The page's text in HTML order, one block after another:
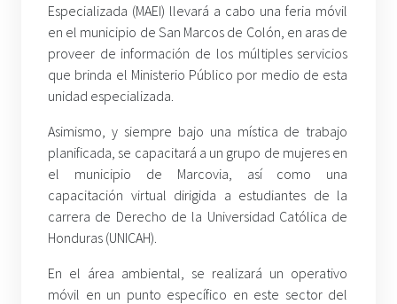
Especializada (MAEI) llevará a cabo una feria móvil
en el municipio de San Marcos de Colón, en aras de
proveer de información de los múltiples servicios
que brinda el Ministerio Público por medio de esta
unidad especializada.
Asimismo, y siempre bajo una mística de trabajo
planificada, se capacitará a un grupo de mujeres en
el municipio de Marcovia, así como una
capacitación virtual dirigida a estudiantes de la
carrera de Derecho de la Universidad Católica de
Honduras (UNICAH).
En el área ambiental, se realizará un operativo
móvil en un punto específico en este sector del